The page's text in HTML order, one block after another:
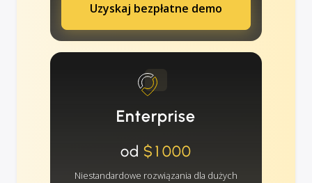
Uzyskaj bezpłatne demo
Enterprise
od $1000
Niestandardowe rozwiązania dla dużych